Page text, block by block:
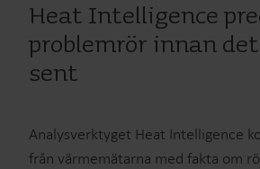
Heat Intelligence
problemrör innan
sent
Analysverktyget Heat Intelligence
från värmemätarna med fakta om